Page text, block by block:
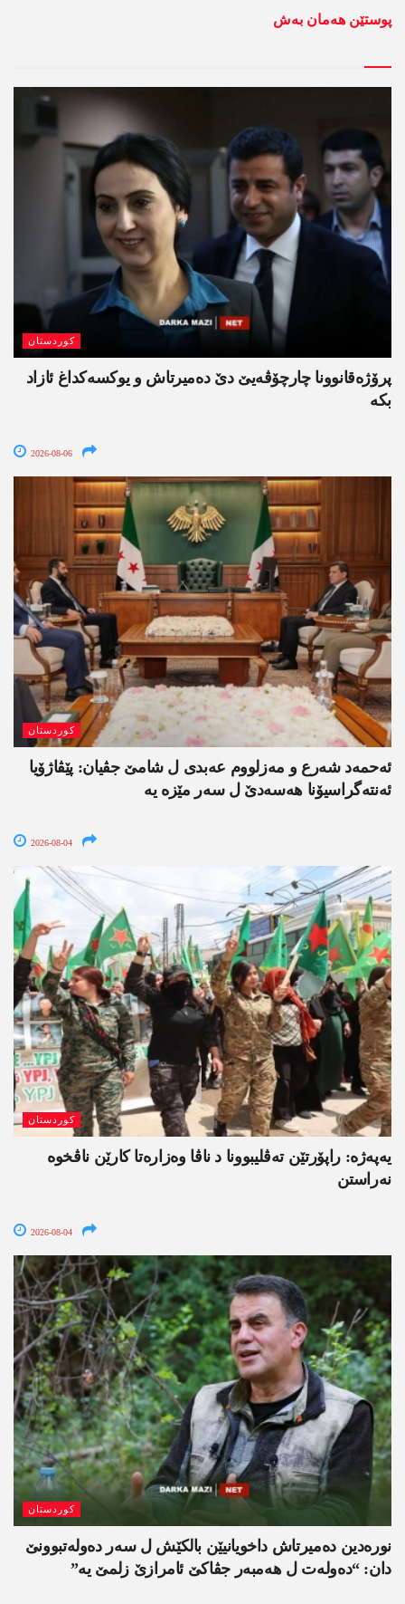
پوستێن ھەمان بەش
کوردستان
پرۆژەقانوونا چارچۆڤەیێ دێ دەمیرتاش و یوکسەکداغ ئازاد
بکە
2026-08-06
کوردستان
ئەحمەد شەرع و مەزلووم عەبدی ل شامێ جڤیان: پێڤاژۆیا
ئەنتەگراسیۆنا ھەسەدێ ل سەر مێزە یە
2026-08-04
کوردستان
یەپەژە: راپۆرتێن تەڤلیبوونا د ناڤا وەزارەتا کارێن ناڤخوە
نەراستن
2026-08-04
کوردستان
نورەدین دەمیرتاش داخویانیێن بالکێش ل سەر دەولەتبوونێ
دان: “دەولەت ل ھەمبەر جڤاکێ ئامرازێ زلمێ یە”